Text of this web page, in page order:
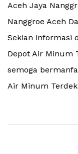
Aceh Jaya
Nanggroe Aceh
Sekian informasi
Depot Air Minum
semoga
Air Minum